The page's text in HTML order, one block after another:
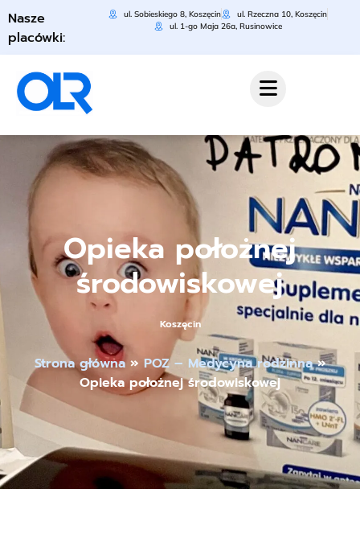
Nasze
placówki:
ul. Sobieskiego 8, Koszęcin
ul. Rzeczna 10, Koszęcin
ul. 1-go Maja 26a, Rusinowice
Opieka położnej
środowiskowej
Koszęcin
Strona główna» POZ – Medycyna rodzinna»
Opieka położnej środowiskowej